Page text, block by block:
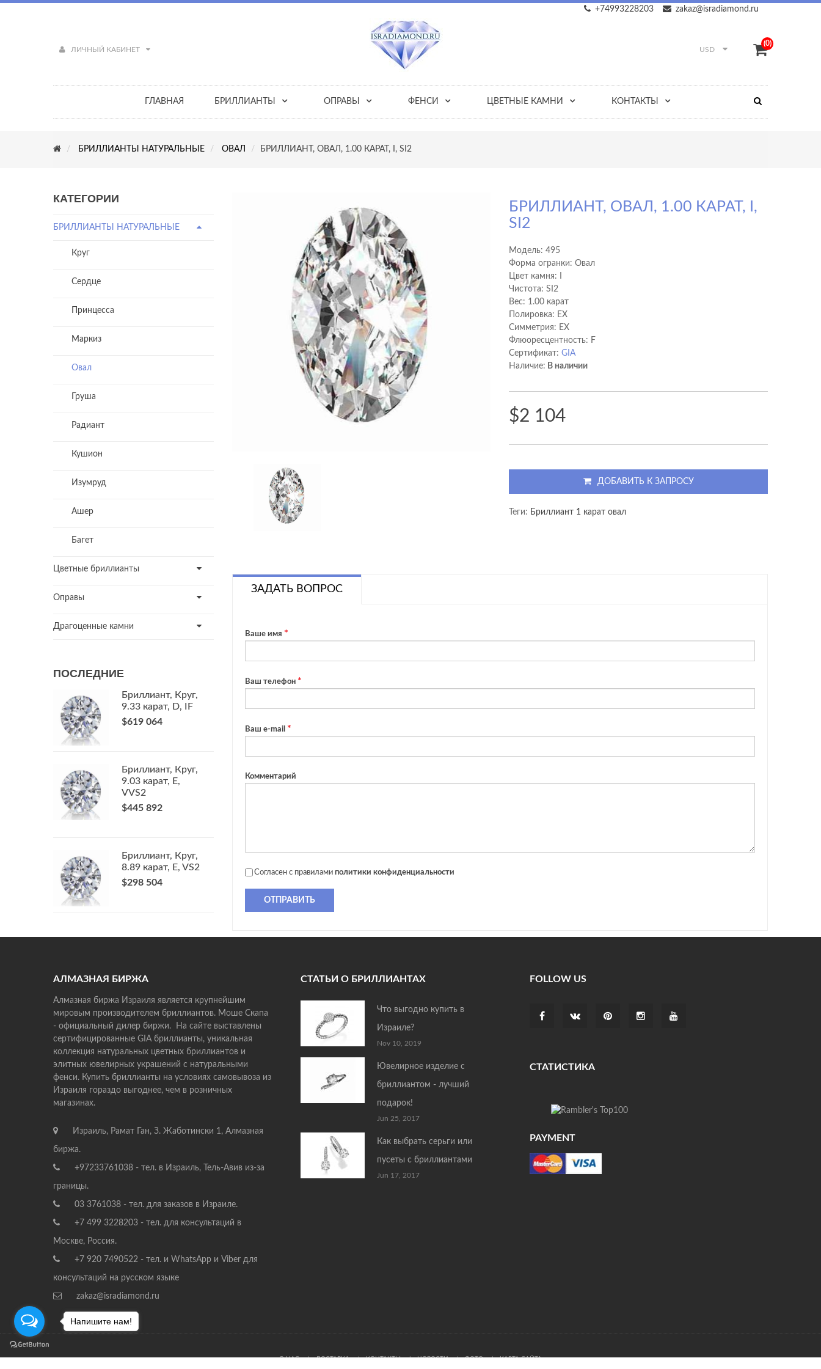
zakaz@isradiamond.ru
+74993228203
ЛИЧНЫЙ КАБИНЕТ USD
(0)
ГЛАВНАЯ БРИЛЛИАНТЫ ОПРАВЫ ФЕНСИ ЦВЕТНЫЕ КАМНИ КОНТАКТЫ
БРИЛЛИАНТЫ НАТУРАЛЬНЫЕ ОВАЛ БРИЛЛИАНТ, ОВАЛ, 1.00 КАРАТ, I, SI2
КАТЕГОРИИ
БРИЛЛИАНТЫ НАТУРАЛЬНЫЕ
Круг
Сердце
Принцесса
Маркиз
Овал
Груша
Радиант
Кушион
Изумруд
Ашер
Багет
Цветные бриллианты
Оправы
Драгоценные камни
ПОСЛЕДНИЕ
Бриллиант, Круг,
9.33 карат, D, IF
$619 064
Бриллиант, Круг,
9.03 карат, E,
VVS2
$445 892
Бриллиант, Круг,
8.89 карат, E, VS2
$298 504
БРИЛЛИАНТ, ОВАЛ, 1.00 КАРАТ, I,
SI2
Модель:495
Форма огранки: Овал
Цвет камня: I
Чистота: SI2
Вес: 1.00 карат
Полировка: EX
Cимметрия: EX
Флюоресцентность: F
Сертификат:GIA
Наличие: В наличии
$2 104
ДОБАВИТЬ К ЗАПРОСУ
Теги: Бриллиант 1 карат овал
ЗАДАТЬ ВОПРОС
Ваше имя
Ваш телефон
Ваш e-mail
Комментарий
Согласен с правилами политики конфиденциальности
ОТПРАВИТЬ
АЛМАЗНАЯ БИРЖА
Алмазная биржа Израиля является крупнейшим
мировым производителем бриллиантов. Моше Скапа
- официальный дилер биржи. На сайте выставлены
сертифицированные GIA бриллианты, уникальная
коллекция натуральных цветных бриллиантов и
элитных ювелирных украшений с натуральными
фенси. Купить бриллианты на условиях самовывоза из
Израиля гораздо выгоднее, чем в розничных
магазинах.
Израиль, Рамат Ган, З. Жаботински 1, Алмазная
биржа.
+97233761038 - тел. в Израиль, Тель-Авив из-за
границы.
03 3761038 - тел. для заказов в Израиле.
+7 499 3228203 - тел. для консультаций в
Москве, Россия.
+7 920 7490522 - тел. и WhatsApp и Viber для
консультаций на русском языке
zakaz@isradiamond.ru
СТАТЬИ О БРИЛЛИАНТАХ
Что выгодно купить в
Израиле?
Nov 10, 2019
Ювелирное изделие с
бриллиантом - лучший
подарок!
Jun 25, 2017
Как выбрать серьги или
пусеты с бриллиантами
Jun 17, 2017
FOLLOW US
СТАТИСТИКА
PAYMENT
О НАС ДОСТАВКА КОНТАКТЫ НОВОСТИ ФОТО КАРТА САЙТА
Напишите нам!